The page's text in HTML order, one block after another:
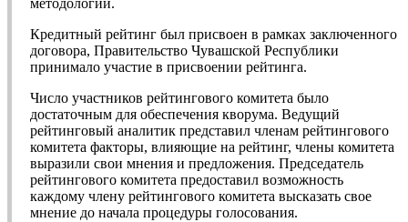
методологии.
Кредитный рейтинг был присвоен в рамках заключенного
договора, Правительство Чувашской Республики
принимало участие в присвоении рейтинга.
Число участников рейтингового комитета было
достаточным для обеспечения кворума. Ведущий
рейтинговый аналитик представил членам рейтингового
комитета факторы, влияющие на рейтинг, члены комитета
выразили свои мнения и предложения. Председатель
рейтингового комитета предоставил возможность
каждому члену рейтингового комитета высказать свое
мнение до начала процедуры голосования.